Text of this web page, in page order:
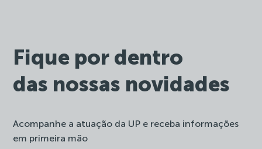
Fique por dentro
das nossas novidades
Acompanhe a atuação da UP e receba informações
em primeira mão